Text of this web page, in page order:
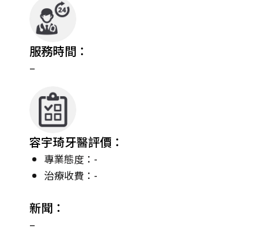
服務時間：
–
容宇琦牙醫評價：
專業態度：-
治療收費：-
新聞：
–